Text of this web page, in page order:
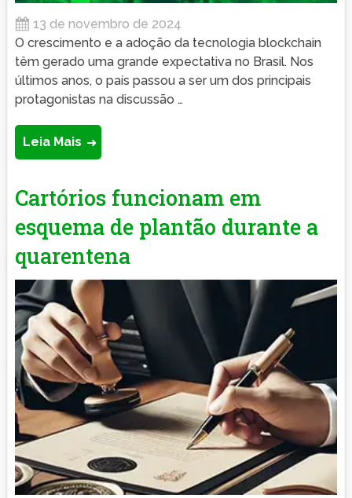
13 de novembro de 2024
O crescimento e a adoção da tecnologia blockchain
têm gerado uma grande expectativa no Brasil. Nos
últimos anos, o país passou a ser um dos principais
protagonistas na discussão …
Leia Mais
Cartórios funcionam em
esquema de plantão durante a
quarentena